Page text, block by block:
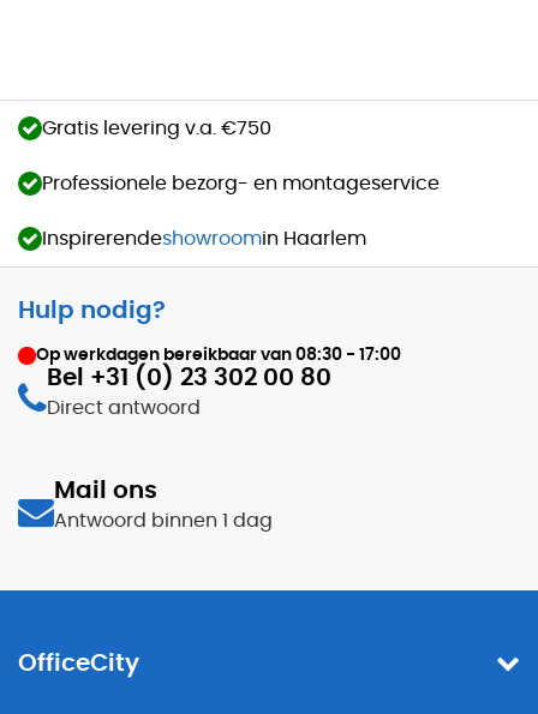
Gratis levering v.a. €750
Professionele bezorg- en montageservice
Inspirerendeshowroomin Haarlem
Hulp nodig?
Op werkdagen bereikbaar van 08:30 - 17:00
Bel +31 (0) 23 302 00 80
Direct antwoord
Mail ons
Antwoord binnen 1 dag
OfficeCity